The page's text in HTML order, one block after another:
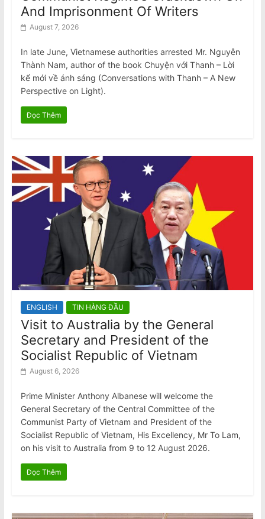
And Imprisonment Of Writers
August 7, 2026
In late June, Vietnamese authorities arrested Mr. Nguyễn
Thành Nam, author of the book Chuyện với Thanh – Lời
kể mới về ánh sáng (Conversations with Thanh – A New
Perspective on Light).
Đọc Thêm
ENGLISH TIN HÀNG ĐẦU
Visit to Australia by the General
Secretary and President of the
Socialist Republic of Vietnam
August 6, 2026
Prime Minister Anthony Albanese will welcome the
General Secretary of the Central Committee of the
Communist Party of Vietnam and President of the
Socialist Republic of Vietnam, His Excellency, Mr To Lam,
on his visit to Australia from 9 to 12 August 2026.
Đọc Thêm